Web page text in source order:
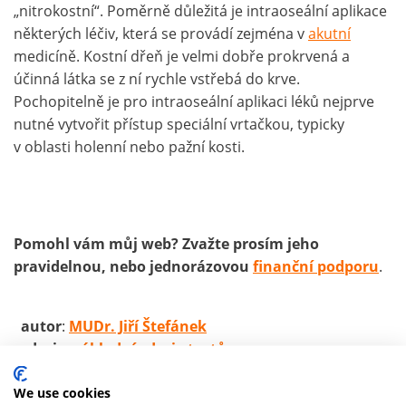
„nitrokostní“. Poměrně důležitá je intraoseální aplikace
některých léčiv, která se provádí zejména vakutní
medicíně. Kostní dřeň je velmi dobře prokrvená a
účinná látka se z ní rychle vstřebá do krve.
Pochopitelně je pro intraoseální aplikaci léků nejprve
nutné vytvořit přístup speciální vrtačkou, typicky
v oblasti holenní nebo pažní kosti.
Pomohl vám můj web? Zvažte prosím jeho
pravidelnou, nebo jednorázovou finanční podporu.
autor: MUDr. Jiří Štefánek
zdroje:
základní zdroje textů
We use cookies